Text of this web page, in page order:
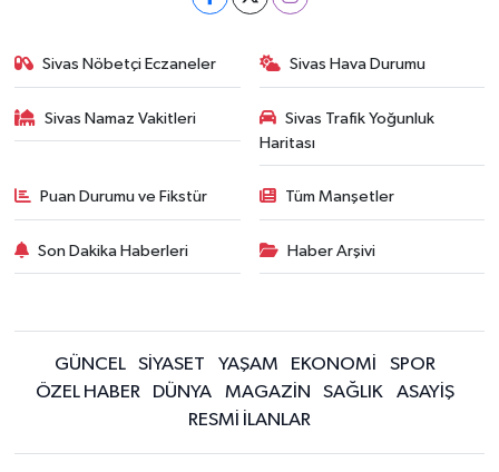
Sivas Nöbetçi Eczaneler Sivas Hava Durumu
Sivas Namaz Vakitleri
Sivas Trafik Yoğunluk
Haritası
Puan Durumu ve Fikstür Tüm Manşetler
Son Dakika Haberleri Haber Arşivi
GÜNCEL SİYASET YAŞAM EKONOMİ
SPOR
ÖZEL HABER
DÜNYA MAGAZİN SAĞLIK
ASAYİŞ
RESMİ İLANLAR